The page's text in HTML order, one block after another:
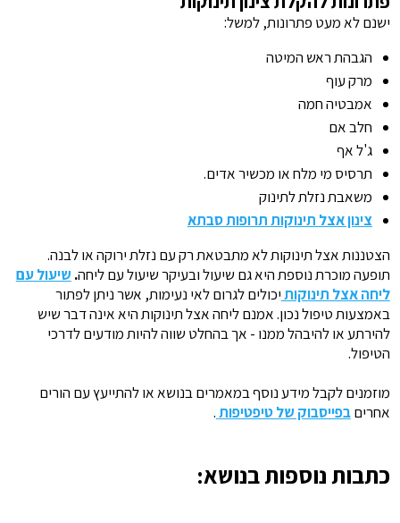
ישנם לא מעט פתרונות, למשל:
הגבהת ראש המיטה
מרק עוף
אמבטיה חמה
חלב אם
ג'ל אף
תרסיס מי מלח או מכשיר אדים.
משאבת נזלת לתינוק
צינון אצל תינוקות תרופות סבתא
הצטננות אצל תינוקות לא מתבטאת רק עם נזלת ירוקה או לבנה.
תופעה מוכרת נוספת היא גם שיעול ובעיקר שיעול עם ליחה. שיעול עם
ליחה אצל תינוקותיכולים לגרום לאי נעימות, אשר ניתן לפתור
באמצעות טיפול נכון. אמנם ליחה אצל תינוקות היא אינה דבר שיש
להירתע או להיבהל ממנו - אך בהחלט שווה להיות מודעים לדרכי
הטיפול.
מוזמנים לקבל מידע נוסף במאמרים בנושא או להתייעץ עם הורים
אחריםבפייסבוק של טיפטיפות.
כתבות נוספות בנושא: